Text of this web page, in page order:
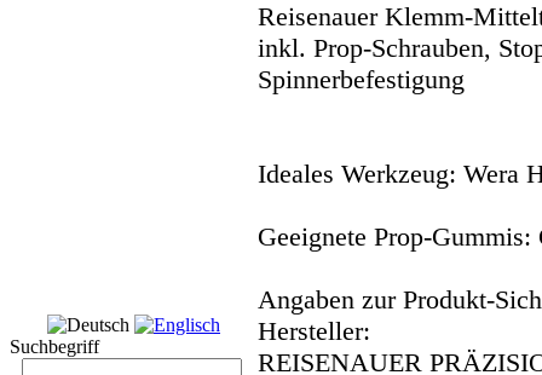
Suchbegriff
Reisenauer Klemm-
inkl. Prop-Schrauben,
Spinnerbefestigung
Ideales Werkzeug: Wera
Geeignete Prop-Gummis:
Angaben zur Produkt-
Hersteller:
REISENAUER